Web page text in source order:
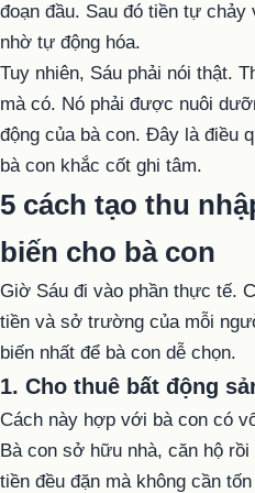
đoạn đầu. Sau đó tiền tự
nhờ tự động hóa.
Tuy nhiên, Sáu phải nói thật.
mà có. Nó phải được nuôi
động của bà con. Đây là điều
bà con khắc cốt ghi tâm.
5 cách tạo thu
biến cho bà con
Giờ Sáu đi vào phần thực tế.
tiền và sở trường của mỗi
biến nhất để bà con dễ chọn.
1. Cho thuê bất động
Cách này hợp với bà con có
Bà con sở hữu nhà, căn hộ
tiền đều đặn mà không cần